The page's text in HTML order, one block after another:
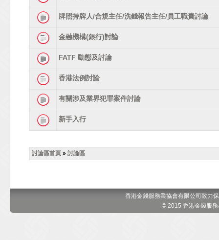
牌照持牌人/合規主任/洗錢報告主任/員工職責討論
金融機構(銀行)討論
FATF 動態及討論
香港法例討論
有關涉及業界犯罪案件討論
新手入行
討論區首頁 » 討論區
香港金錢服務業協會有限公司致力
© 2015 香港金錢服